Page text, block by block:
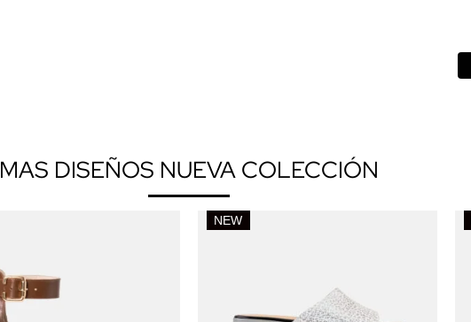
MAS DISEÑOS NUEVA COLECCIÓN
NEW